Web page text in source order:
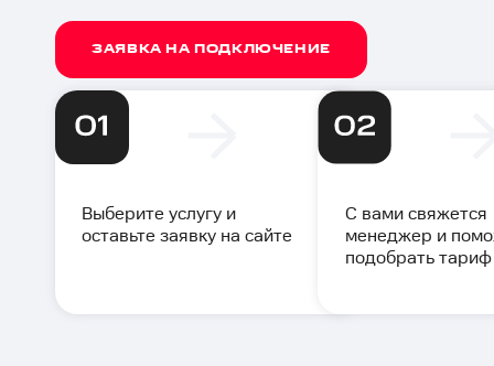
ЗАЯВКА НА ПОДКЛЮЧЕНИЕ
Выберите услугу и
оставьте заявку на сайте
С вами свяжется
менеджер и
подобрать тариф